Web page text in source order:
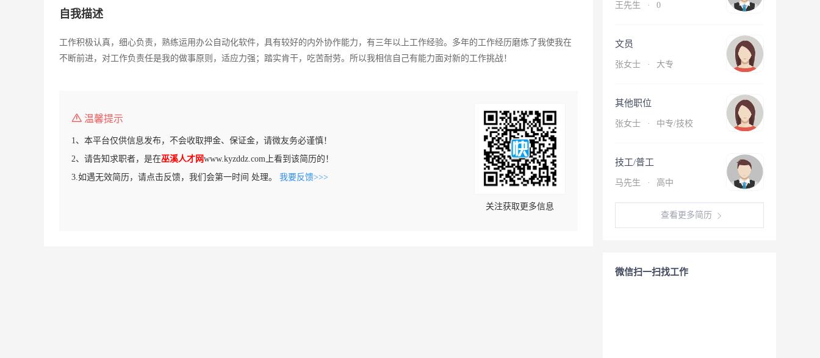
自我描述
工作积极认真，细心负责，熟练运用办公自动化软件，具有较好的内外协作能力，有三年以上工作经验。多年的工作经历磨炼了我使我在
不断前进，对工作负责任是我的做事原则，适应力强；踏实肯干，吃苦耐劳。所以我相信自己有能力面对新的工作挑战！
温馨提示
1、本平台仅供信息发布，不会收取押金、保证金，请微友务必谨慎！
2、请告知求职者，是在巫溪人才网www.kyzddz.com上看到该简历的！
3.如遇无效简历，请点击反馈，我们会第一时间 处理。 我要反馈>>>
关注获取更多信息
王先生 · 0
文员
张女士 · 大专
其他职位
张女士 · 中专/技校
技工/普工
马先生 · 高中
查看更多简历
微信扫一扫找工作